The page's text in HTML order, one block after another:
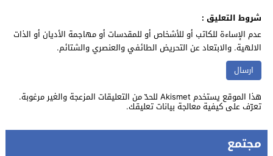
شروط التعليق :
عدم الإساءة للكاتب أو للأشخاص أو للمقدسات أو مهاجمة الأديان أو الذات
الالهية. والابتعاد عن التحريض الطائفي والعنصري والشتائم.
هذا الموقع يستخدم Akismet للحدّ من التعليقات المزعجة والغير مرغوبة.
تعرّف على كيفية معالجة بيانات تعليقك.
مجتمع